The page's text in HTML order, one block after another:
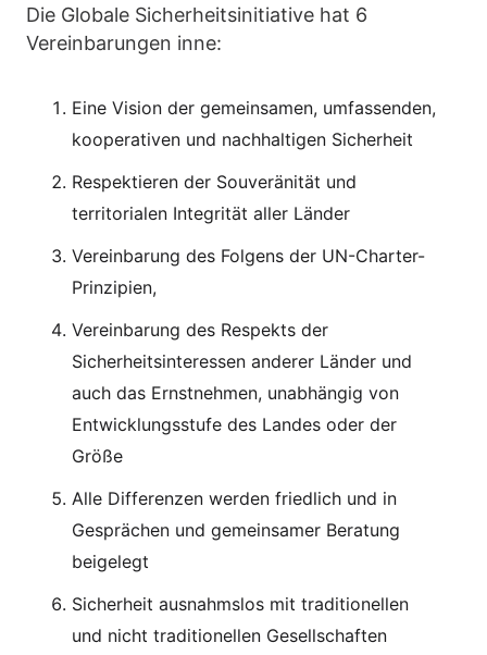
Die Globale Sicherheitsinitiative hat 6
Vereinbarungen inne:
Eine Vision der gemeinsamen, umfassenden,
kooperativen und nachhaltigen Sicherheit
Respektieren der Souveränität und
territorialen Integrität aller Länder
Vereinbarung des Folgens der UN-Charter-
Prinzipien,
Vereinbarung des Respekts der
Sicherheitsinteressen anderer Länder und
auch das Ernstnehmen, unabhängig von
Entwicklungsstufe des Landes oder der
Größe
Alle Differenzen werden friedlich und in
Gesprächen und gemeinsamer Beratung
beigelegt
Sicherheit ausnahmslos mit traditionellen
und nicht traditionellen Gesellschaften